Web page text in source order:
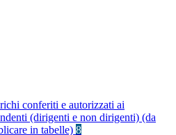
conferiti e autorizzati ai
(dirigenti e non dirigenti) (da
in tabelle) 8